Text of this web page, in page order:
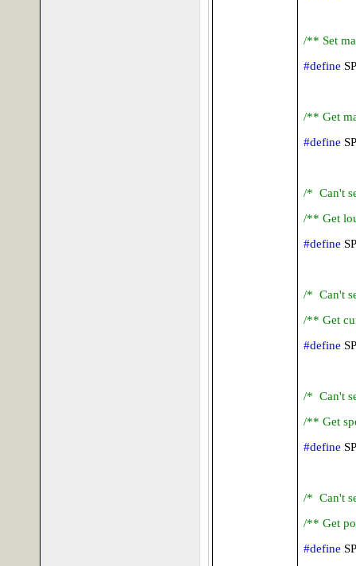
/** Set
#define
/** Get
#define
/* Can't
/** Get
#define
/* Can't
/** Get
#define
/* Can't
/** Get
#define
/* Can't
/** Get
#define